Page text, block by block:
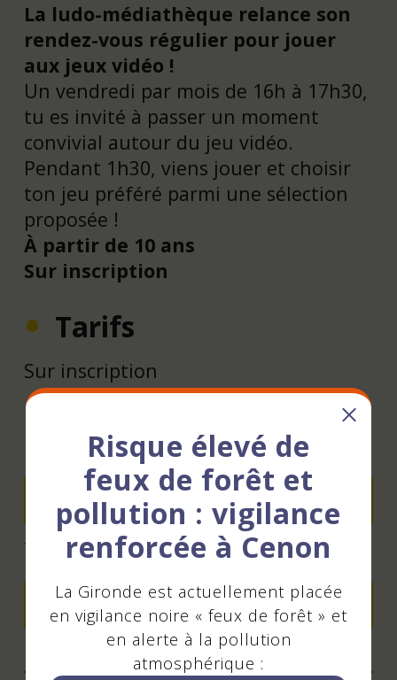
La ludo-médiathèque relance son
rendez-vous régulier pour jouer
aux jeux vidéo !
Un vendredi par mois de 16h à 17h30,
tu es invité à passer un moment
convivial autour du jeu vidéo.
Pendant 1h30, viens jouer et choisir
ton jeu préféré parmi une sélection
proposée !
À partir de 10 ans
Sur inscription
Tarifs
Sur inscription
Contact - Réservation
Envoyer un mail
Tél : 0633278333
Ajouter à mon agenda
Risque élevé de
feux de forêt et
pollution : vigilance
renforcée à Cenon
La Gironde est actuellement placée
en vigilance noire « feux de forêt » et
en alerte à la pollution
atmosphérique :